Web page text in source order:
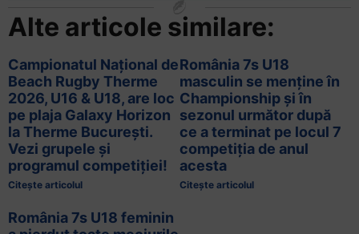
Alte articole similare:
Campionatul Național de
Beach Rugby Therme
2026, U16 & U18, are loc
pe plaja Galaxy Horizon
la Therme București.
Vezi grupele și
programul competiției!
Citește articolul
România 7s U18
masculin se menține în
Championship și în
sezonul următor după
ce a terminat pe locul 7
competiția de anul
acesta
Citește articolul
România 7s U18 feminin